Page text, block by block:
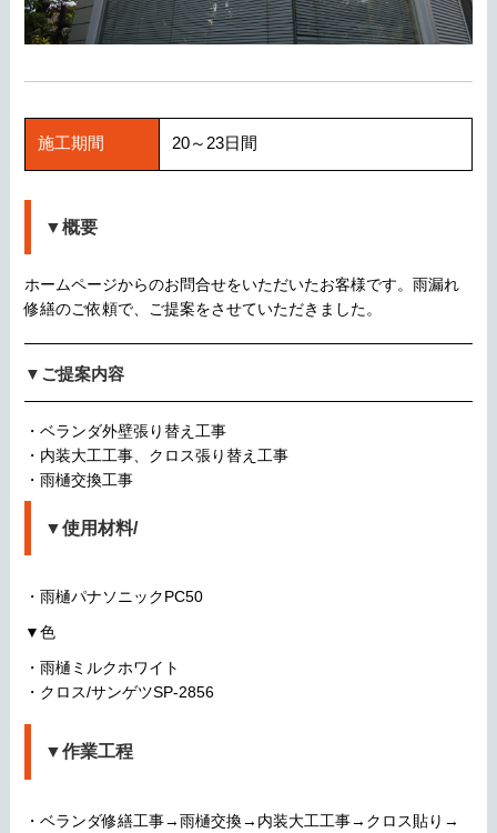
施工期間 20～23日間
▼概要
ホームページからのお問合せをいただいたお客様です。雨漏れ
修繕のご依頼で、ご提案をさせていただきました。
▼ご提案内容
・ベランダ外壁張り替え工事
・内装大工工事、クロス張り替え工事
・雨樋交換工事
▼使用材料/
・雨樋パナソニックPC50
▼色
・雨樋ミルクホワイト
・クロス/サンゲツSP-2856
▼作業工程
・ベランダ修繕工事→雨樋交換→内装大工工事→クロス貼り→